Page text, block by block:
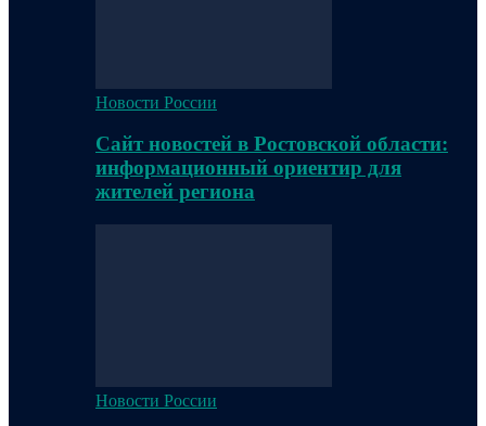
Новости России
Сайт новостей в Ростовской области:
информационный ориентир для
жителей региона
Новости России